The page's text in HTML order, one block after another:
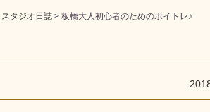
スタジオ日誌 > 板橋大人初心者のためのボイトレ♪